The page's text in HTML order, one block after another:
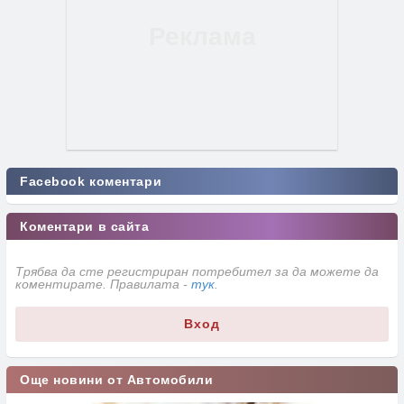
Facebook коментари
Коментари в сайта
Трябва да сте регистриран потребител за да можете да
коментирате. Правилата - тук.
Вход
Още новини от Автомобили